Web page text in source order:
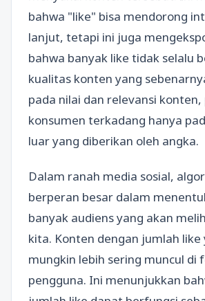
bahwa "like" bisa mendorong
lanjut, tetapi ini juga
bahwa banyak like tidak selalu
kualitas konten yang
pada nilai dan relevansi
konsumen terkadang hanya
luar yang diberikan oleh angka.
Dalam ranah media sosial,
berperan besar dalam
banyak audiens yang akan
kita. Konten dengan jumlah like
mungkin lebih sering muncul di
pengguna. Ini menunjukkan